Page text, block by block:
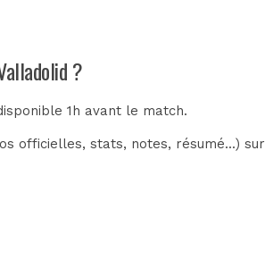
?
1h avant le match.
officielles, stats, notes, résumé...) sur